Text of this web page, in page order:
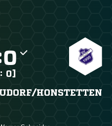

0]
​HONSTETTEN